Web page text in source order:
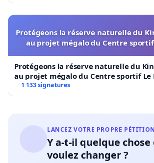
Protégeons la réserve naturelle du
au projet mégalo du Centre sportif
Protégeons la réserve naturelle du
au projet mégalo du Centre sportif Le
1 133 signatures
LANCEZ VOTRE PROPRE PÉTITION
Y a-t-il quelque chose
voulez changer ?